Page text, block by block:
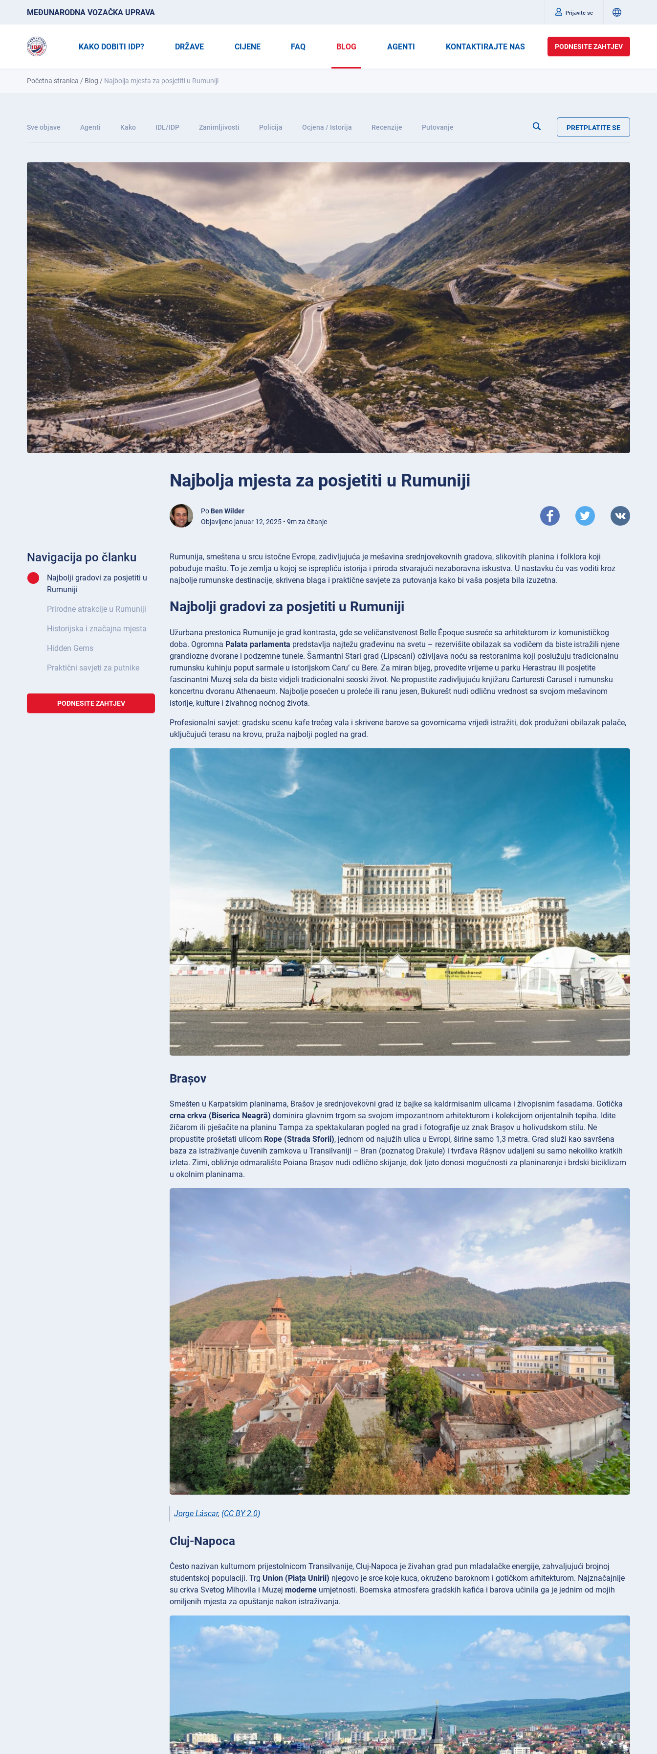
MEĐUNARODNA VOZAČKA UPRAVA Prijavite se
KAKO DOBITI IDP? DRŽAVE CIJENE FAQ BLOG AGENTI KONTAKTIRAJTE NAS PODNESITE ZAHTJEV
Početna stranica / Blog / Najbolja mjesta za posjetiti u Rumuniji
Sve objave Agenti Kako IDL/IDP Zanimljivosti Policija Ocjena / Istorija Recenzije Putovanje PRETPLATITE SE
Najbolja mjesta za posjetiti u Rumuniji
Po Ben Wilder
Objavljeno januar 12, 2025 • 9m za čitanje
Navigacija po članku
Najbolji gradovi za posjetiti u
Rumuniji
Prirodne atrakcije u Rumuniji
Historijska i značajna mjesta
Hidden Gems
Praktični savjeti za putnike
PODNESITE ZAHTJEV
Rumunija, smeštena u srcu istočne Evrope, zadivljujuća je mešavina srednjovekovnih gradova, slikovitih planina i folklora koji
pobuđuje maštu. To je zemlja u kojoj se isprepliću istorija i priroda stvarajući nezaboravna iskustva. U nastavku ću vas voditi kroz
najbolje rumunske destinacije, skrivena blaga i praktične savjete za putovanja kako bi vaša posjeta bila izuzetna.
Najbolji gradovi za posjetiti u Rumuniji
Užurbana prestonica Rumunije je grad kontrasta, gde se veličanstvenost Belle Époque susreće sa arhitekturom iz komunističkog
doba. Ogromna Palata parlamenta predstavlja najtežu građevinu na svetu – rezervišite obilazak sa vodičem da biste istražili njene
grandiozne dvorane i podzemne tunele. Šarmantni Stari grad (Lipscani) oživljava noću sa restoranima koji poslužuju tradicionalnu
rumunsku kuhinju poput sarmale u istorijskom Caru’ cu Bere. Za miran bijeg, provedite vrijeme u parku Herastrau ili posjetite
fascinantni Muzej sela da biste vidjeli tradicionalni seoski život. Ne propustite zadivljujuću knjižaru Carturesti Carusel i rumunsku
koncertnu dvoranu Athenaeum. Najbolje posećen u proleće ili ranu jesen, Bukurešt nudi odličnu vrednost sa svojom mešavinom
istorije, kulture i živahnog noćnog života.
Profesionalni savjet: gradsku scenu kafe trećeg vala i skrivene barove sa govornicama vrijedi istražiti, dok produženi obilazak palače,
uključujući terasu na krovu, pruža najbolji pogled na grad.
Brașov
Smešten u Karpatskim planinama, Brašov je srednjovekovni grad iz bajke sa kaldrmisanim ulicama i živopisnim fasadama. Gotička
crna crkva (Biserica Neagră) dominira glavnim trgom sa svojom impozantnom arhitekturom i kolekcijom orijentalnih tepiha. Idite
žičarom ili pješačite na planinu Tampa za spektakularan pogled na grad i fotografije uz znak Brașov u holivudskom stilu. Ne
propustite prošetati ulicom Rope (Strada Sforii), jednom od najužih ulica u Evropi, širine samo 1,3 metra. Grad služi kao savršena
baza za istraživanje čuvenih zamkova u Transilvaniji – Bran (poznatog Drakule) i tvrđava Râșnov udaljeni su samo nekoliko kratkih
izleta. Zimi, obližnje odmaralište Poiana Brașov nudi odlično skijanje, dok ljeto donosi mogućnosti za planinarenje i brdski biciklizam
u okolnim planinama.
Jorge Láscar, (CC BY 2.0)
Cluj-Napoca
Često nazivan kulturnom prijestolnicom Transilvanije, Cluj-Napoca je živahan grad pun mladalačke energije, zahvaljujući brojnoj
studentskoj populaciji. Trg Union (Piața Unirii) njegovo je srce koje kuca, okruženo baroknom i gotičkom arhitekturom. Najznačajnije
su crkva Svetog Mihovila i Muzej moderne umjetnosti. Boemska atmosfera gradskih kafića i barova učinila ga je jednim od mojih
omiljenih mjesta za opuštanje nakon istraživanja.